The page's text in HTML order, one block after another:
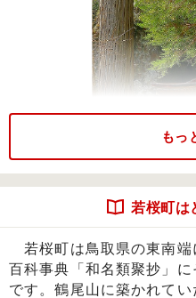
若桜宿まち並みの景観形
屋堂」、花いっぱい運動
もっ
若桜町は
若桜町は鳥取県の東南端
百科事典「和名類聚抄」
です。鶴尾山に築かれて